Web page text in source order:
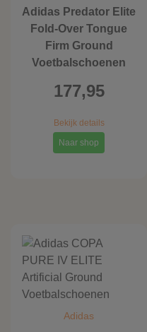
Adidas Predator Elite
Fold-Over Tongue
Firm Ground
Voetbalschoenen
177,95
Bekijk details
Naar shop
Adidas